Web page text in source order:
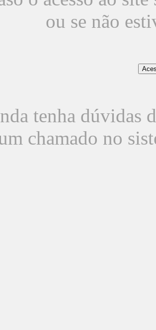
ou se não
tenha dúvidas
chamado no